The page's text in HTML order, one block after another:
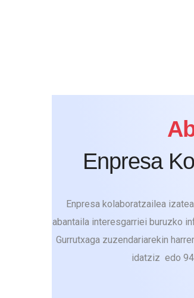
Enpresa
Enpresa kolaboratzailea
abantaila interesgarriei buruzko
Gurrutxaga zuzendariarekin
idatziz edo